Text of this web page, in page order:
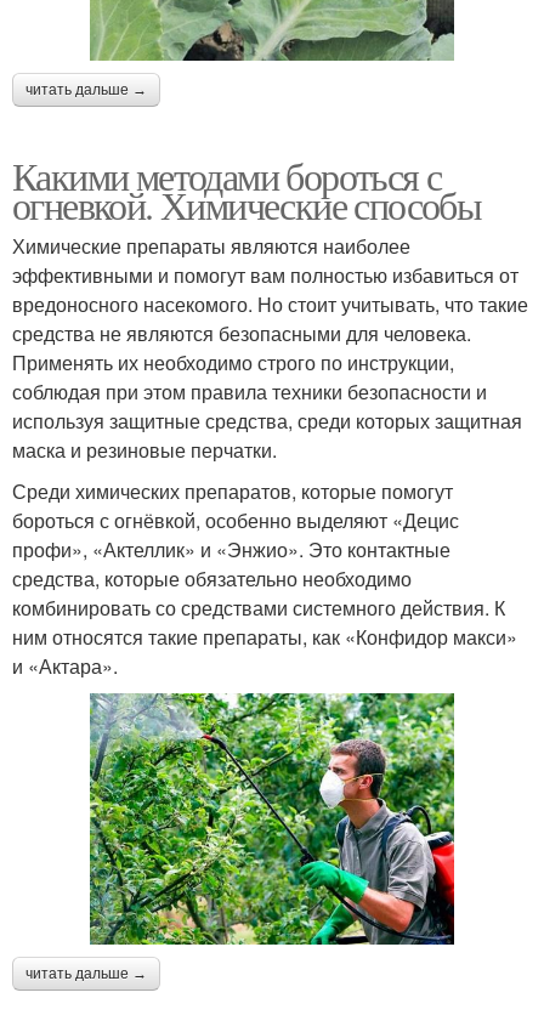
читать дальше →
Какими методами бороться с
огневкой. Химические способы
Химические препараты являются наиболее
эффективными и помогут вам полностью избавиться от
вредоносного насекомого. Но стоит учитывать, что такие
средства не являются безопасными для человека.
Применять их необходимо строго по инструкции,
соблюдая при этом правила техники безопасности и
используя защитные средства, среди которых защитная
маска и резиновые перчатки.
Среди химических препаратов, которые помогут
бороться с огнёвкой, особенно выделяют «Децис
профи», «Актеллик» и «Энжио». Это контактные
средства, которые обязательно необходимо
комбинировать со средствами системного действия. К
ним относятся такие препараты, как «Конфидор макси»
и «Актара».
читать дальше →